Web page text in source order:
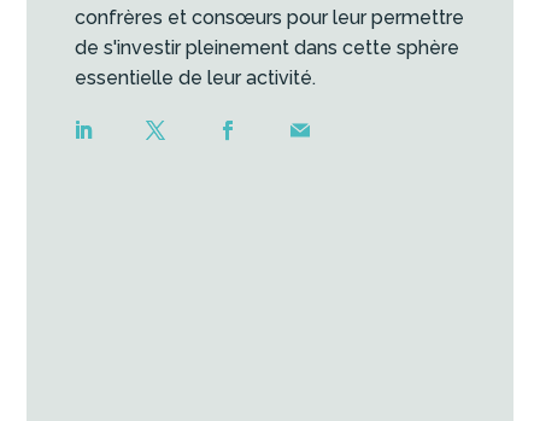
confrères et consœurs pour leur permettre
de s'investir pleinement dans cette sphère
essentielle de leur activité.